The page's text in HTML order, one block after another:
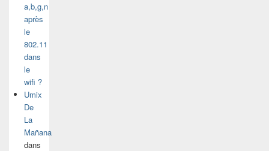
a,b,g,n
après
le
802.11
dans
le
wifi ?
Umix
De
La
Mañana
dans